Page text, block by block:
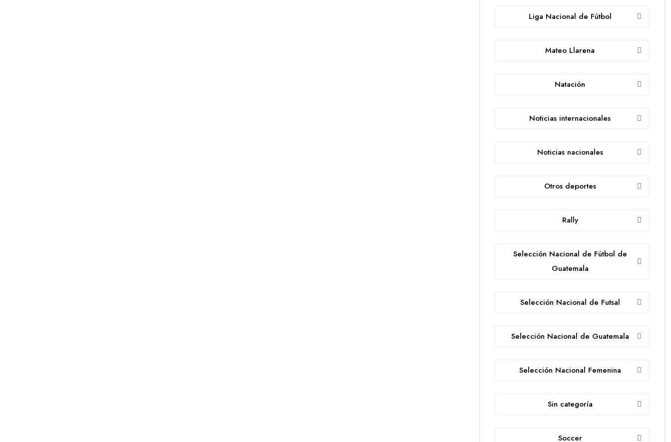
Liga Nacional de Fútbol
Mateo Llarena
Natación
Noticias internacionales
Noticias nacionales
Otros deportes
Rally
Selección Nacional de Fútbol de
Guatemala
Selección Nacional de Futsal
Selección Nacional de Guatemala
Selección Nacional Femenina
Sin categoría
Soccer